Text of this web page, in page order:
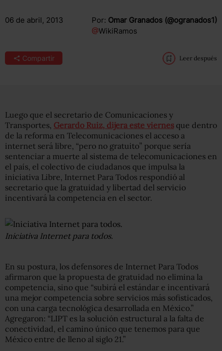
06 de abril, 2013 Por: Omar Granados (@ogranados1)
@WikiRamos
Compartir Leer después
Luego que el secretario de Comunicaciones y
Transportes, Gerardo Ruiz, dijera este viernes que dentro
de la reforma en Telecomunicaciones el acceso a
internet será libre, “pero no gratuito” porque sería
sentenciar a muerte al sistema de telecomunicaciones en
el país, el colectivo de ciudadanos que impulsa la
iniciativa Libre, Internet Para Todos respondió al
secretario que la gratuidad y libertad del servicio
incentivará la competencia en el sector.
Iniciativa Internet para todos.
En su postura, los defensores de Internet Para Todos
afirmaron que la propuesta de gratuidad no elimina la
competencia, sino que “subirá el estándar e incentivará
una mejor competencia sobre servicios más sofisticados,
con una carga tecnológica desarrollada en México.”
Agregaron: “LIPT es la solución estructural a la falta de
conectividad, el camino único que tenemos para que
México entre de lleno al siglo 21.”